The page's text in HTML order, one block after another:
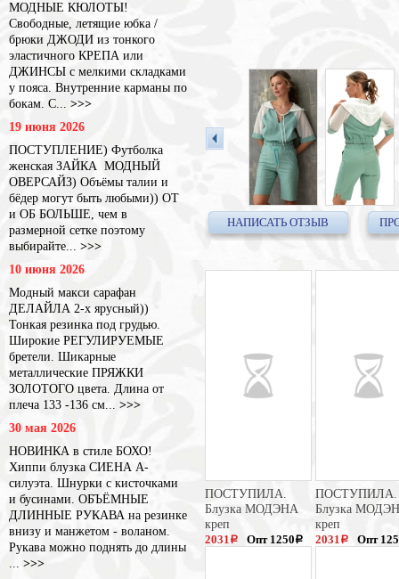
МОДНЫЕ КЮЛОТЫ!
Свободные, летящие юбка /
брюки ДЖОДИ из тонкого
эластичного КРЕПА или
ДЖИНСЫ с мелкими складками
у пояса. Внутренние карманы по
бокам. С... >>>
19 июня 2026
ПОСТУПЛЕНИЕ) Футболка
женская ЗАЙКА МОДНЫЙ
ОВЕРСАЙЗ) Объёмы талии и
бёдер могут быть любыми)) ОТ
и ОБ БОЛЬШЕ, чем в
размерной сетке поэтому
выбирайте... >>>
10 июня 2026
Модный макси сарафан
ДЕЛАЙЛА 2-х ярусный))
Тонкая резинка под грудью.
Широкие РЕГУЛИРУЕМЫЕ
бретели. Шикарные
металлические ПРЯЖКИ
ЗОЛОТОГО цвета. Длина от
плеча 133 -136 см... >>>
30 мая 2026
НОВИНКА в стиле БОХО!
Хиппи блузка СИЕНА А-
силуэта. Шнурки с кисточками
и бусинами. ОБЪЁМНЫЕ
ДЛИННЫЕ РУКАВА на резинке
внизу и манжетом - воланом.
Рукава можно поднять до длины
... >>>
НАПИСАТЬ ОТЗЫВ
ПОСТУПИЛА.
Блузка МОДЭНА
креп
2031 a Опт 1250 a
ПОСТУПИЛА.
Блузка
креп
2031 a Опт